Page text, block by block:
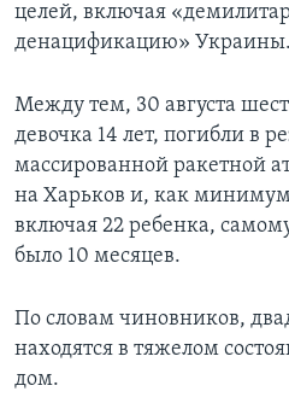
целей, включая
денацификацию» Украины.
Между тем, 30 августа
девочка 14 лет, погибли в
массированной ракетной
на Харьков и, как
включая 22 ребенка,
было 10 месяцев.
По словам чиновников,
находятся в тяжелом
дом.